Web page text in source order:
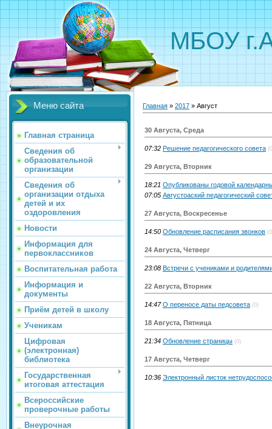
МБОУ
Меню сайта
Главная страница
Сведения об
образовательной
организации
Сведения об
организации отдыха
детей и их
оздоровления
Новости
Информация для
первоклассников
Воспитательная работа
Информация и
документы
Приём детей в школу
Ученикам
Цифровая
(электронная)
библиотека
Государственная
итоговая аттестация
Всероссийские
проверочные работы
Внеурочная
Главная » 2017 » Август
30 Августа, Среда
07:32 Решение педагогического совета
29 Августа, Вторник
18:21 Опубликованы годовой
07:05 Августоаский педагогический
27 Августа, Воскресенье
14:50 Обновление расписания звонков
24 Августа, Четверг
23:08 Встречи с учениками и
22 Августа, Вторник
14:47 О переносе даты педсовета (0)
18 Августа, Пятница
21:34 Обновление страницы (0)
17 Августа, Четверг
10:36 Электронный листок